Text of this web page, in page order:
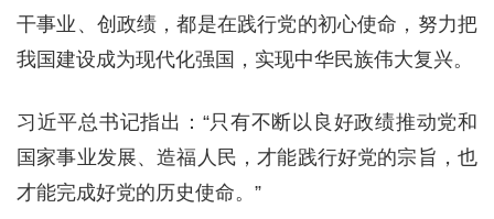
干事业、创政绩，都是在践行党的初心使命，努力把
我国建设成为现代化强国，实现中华民族伟大复兴。
习近平总书记指出：“只有不断以良好政绩推动党和
国家事业发展、造福人民，才能践行好党的宗旨，也
才能完成好党的历史使命。”